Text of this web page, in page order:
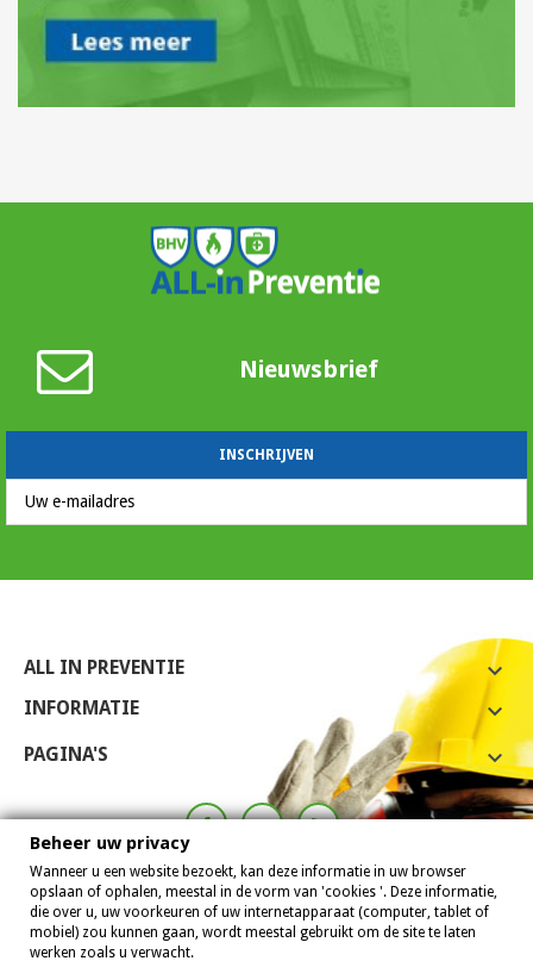
Nieuwsbrief
ALL IN PREVENTIE 
INFORMATIE 
PAGINA'S 
Beheer uw privacy
Wanneer u een website bezoekt, kan deze informatie in uw browser
opslaan of ophalen, meestal in de vorm van 'cookies '. Deze informatie,
die over u, uw voorkeuren of uw internetapparaat (computer, tablet of
mobiel) zou kunnen gaan, wordt meestal gebruikt om de site te laten
werken zoals u verwacht.